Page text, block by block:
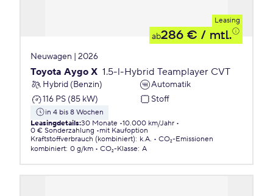
Leasing
ab286 € / mtl.
Neuwagen | 2026
Toyota Aygo X 1.5-l-Hybrid Teamplayer CVT
Hybrid (Benzin)
Automatik
116 PS (85 kW)
Stoff
in 4 bis 8 Wochen
Leasingdetails:30 Monate 10.000 km/Jahr
0 € Sonderzahlung
mit Kaufoption
Kraftstoffverbrauch (kombiniert): k.A.
CO₂-Emissionen
kombiniert: 0 g/km CO₂-Klasse: A